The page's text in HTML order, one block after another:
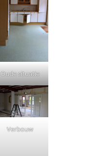
Oude situatie
Verbouw